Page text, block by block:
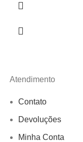
Atendimento
Contato
Devoluções
Minha Conta